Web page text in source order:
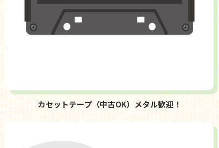
カセットテープ（中古OK）メタル歓迎！